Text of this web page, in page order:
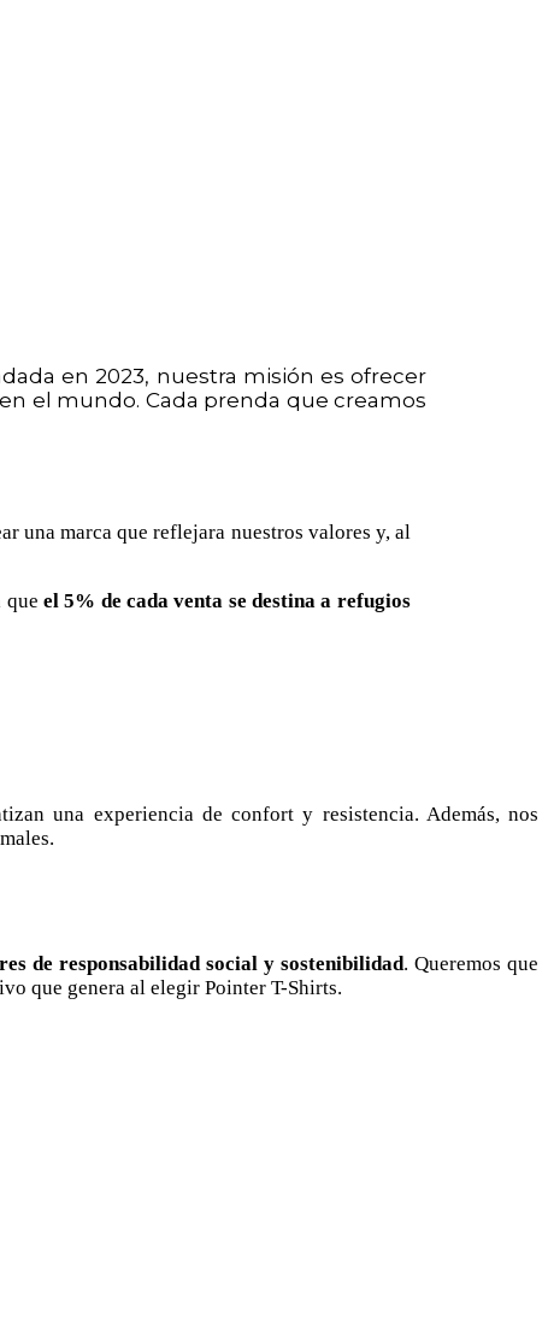
en 2023, nuestra misión es ofrecer
el mundo. Cada prenda que creamos
una marca que reflejara nuestros valores y, al
queel 5% de cada venta se destina a refugios
una experiencia de confort y resistencia. Además, nos
de responsabilidad social y sostenibilidad. Queremos que
que genera al elegir Pointer T-Shirts.